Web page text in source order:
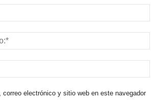
correo electrónico y sitio web en este navegador